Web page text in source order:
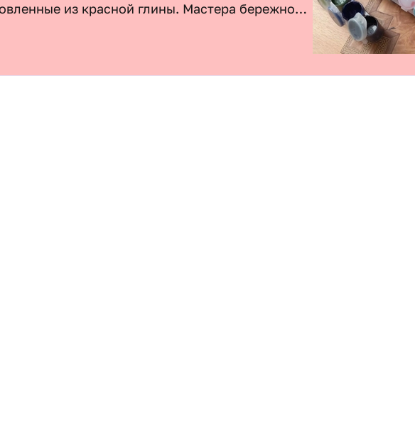
из красной глины. Мастера бережно
из глины и нанесения яркой росписи на
глиняных тарелочек. Занятие
ощущение праздника и позволит